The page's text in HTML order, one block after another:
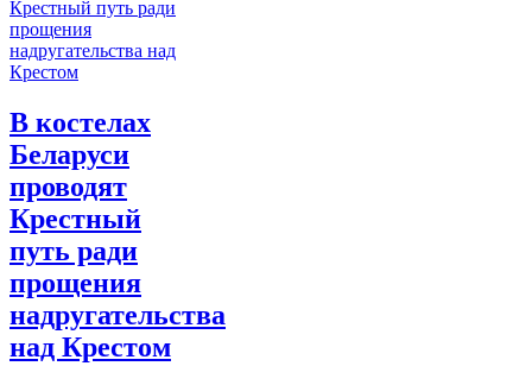
В костелах
Беларуси
проводят
Крестный
путь ради
прощения
надругательства
над Крестом